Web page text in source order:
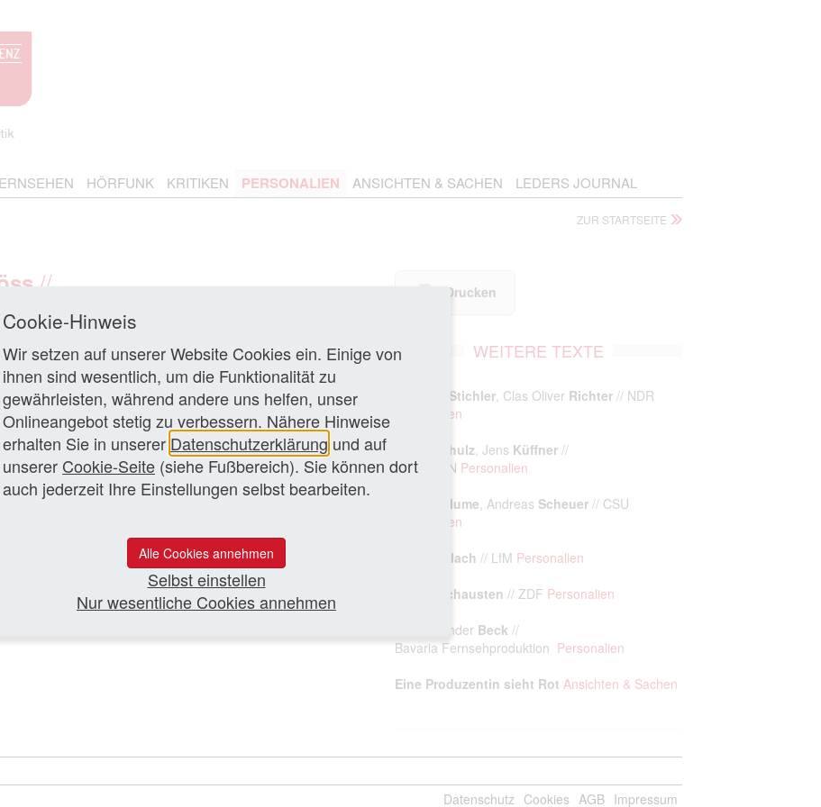
HÖRFUNK KRITIKEN PERSONALIEN ANSICHTEN & SACHEN LEDERS JOURNAL
ZUR STARTSEITE
//
2018 neuer Geschäftsführer der Bavaria Filmproduktion
& Acquisition’ neben dem bisherigen
und Koordination aller Kinofilm-Aktivitäten in der Bavaria-
Ansprechpartner für nationale und internationale Kino-
Grünwald bei München ansässige Unternehmen Bavaria
Ganzen Artikel lesen
Drucken
WEITERE TEXTE
Stichler, Clas Oliver Richter // NDR
Personalien
Schulz, Jens Küffner //
Radio FFN Personalien
Blume, Andreas Scheuer // CSU
Personalien
Gerlach // LfM Personalien
Schausten // ZDF Personalien
Ivo-Alexander Beck //
Bavaria Fernsehproduktion Personalien
Eine Produzentin sieht Rot Ansichten & Sachen
Datenschutz Cookies AGB Impressum
Cookie-Hinweis
Wir setzen auf unserer Website Cookies ein. Einige von
ihnen sind wesentlich, um die Funktionalität zu
gewährleisten, während andere uns helfen, unser
Onlineangebot stetig zu verbessern. Nähere Hinweise
erhalten Sie in unserer Datenschutzerklärung und auf
unserer Cookie-Seite (siehe Fußbereich). Sie können dort
auch jederzeit Ihre Einstellungen selbst bearbeiten.
Alle Cookies annehmen
Selbst einstellen
Nur wesentliche Cookies annehmen